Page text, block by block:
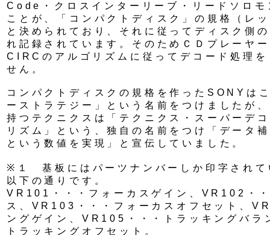
Code・クロスインターリーブ・リードソロ
ことが、「コンパクトディスク」の規格（レ
と決められており、それに従ってディスク側
れ記録されています。そのためＣＤプレーヤ
CIRCのアルゴリズムに従ってデコード処理
せん。
コンパクトディスクの規格を作ったSONYは
ーストラテジー」という名前をつけましたが
持つテクニクスは「テクニクス・スーパーデ
リズム」という、独自の名前をつけ「データ
という数値を実現」と宣伝していました。
※１ 基板にはパーツナンバーしか印字されて
以下の通りです。
VR101・・・フォーカスゲイン、VR102・
ス、VR103・・・フォーカスオフセット、
ングゲイン、VR105・・・トラッキングバ
トラッキングオフセット。